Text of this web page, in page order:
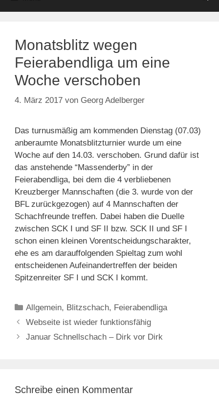
Monatsblitz wegen
Feierabendliga um eine
Woche verschoben
4. März 2017 von Georg Adelberger
Das turnusmäßig am kommenden Dienstag (07.03)
anberaumte Monatsblitzturnier wurde um eine
Woche auf den 14.03. verschoben. Grund dafür ist
das anstehende “Massenderby” in der
Feierabendliga, bei dem die 4 verbliebenen
Kreuzberger Mannschaften (die 3. wurde von der
BFL zurückgezogen) auf 4 Mannschaften der
Schachfreunde treffen. Dabei haben die Duelle
zwischen SCK I und SF II bzw. SCK II und SF I
schon einen kleinen Vorentscheidungscharakter,
ehe es am darauffolgenden Spieltag zum wohl
entscheidenen Aufeinandertreffen der beiden
Spitzenreiter SF I und SCK I kommt.
Kategorien
Allgemein, Blitzschach, Feierabendliga
Webseite ist wieder funktionsfähig
Januar Schnellschach – Dirk vor Dirk
Schreibe einen Kommentar